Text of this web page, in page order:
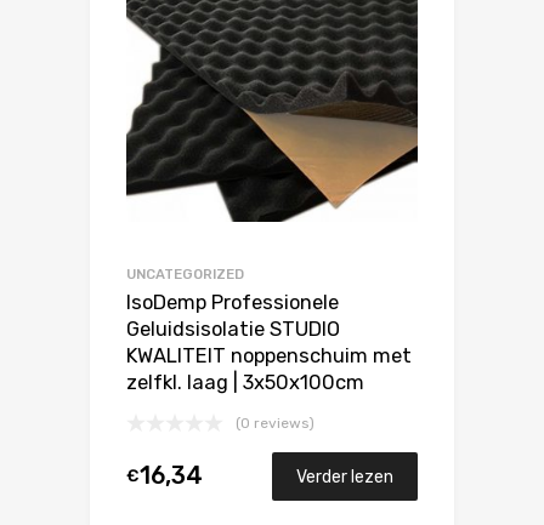
UNCATEGORIZED
IsoDemp Professionele
Geluidsisolatie STUDIO
KWALITEIT noppenschuim met
zelfkl. laag | 3x50x100cm
(0 reviews)
€16,34 Verder lezen